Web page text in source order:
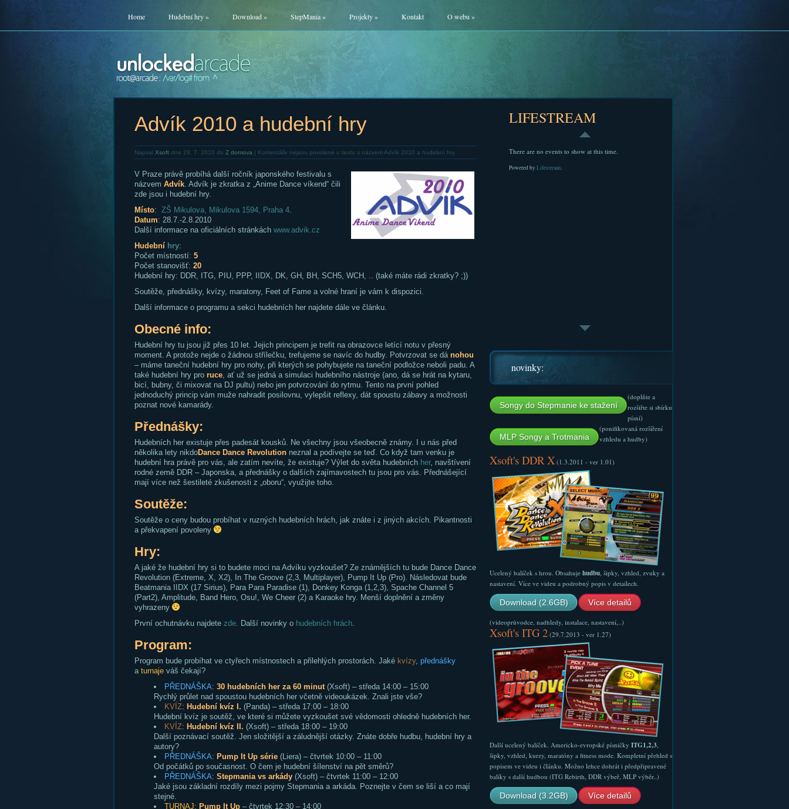
Home Hudební hry» Download» StepMania» Projekty» Kontakt O webu »
Advík 2010 a hudební hry
Napsal Xsoftdne 29. 7. 2010 do Z domova | Komentáře nejsou povolené u textu s názvem Advík 2010 a hudební hry
V Praze právě probíhá další ročník japonského festivalu s
názvem Advík. Advík je zkratka z „Anime Dance víkend“ čili
zde jsou i hudební hry.
Místo: ZŠ Mikulova, Mikulova 1594, Praha 4.
Datum: 28.7.-2.8.2010
Další informace na oficiálních stránkách www.advik.cz
Hudební hry:
Počet místností: 5
Počet stanovišť: 20
Hudební hry: DDR, ITG, PIU, PPP, IIDX, DK, GH, BH, SCH5, WCH, .. (také máte rádi zkratky? ;))
Soutěže, přednášky, kvízy, maratony, Feet of Fame a volné hraní je vám k dispozici.
Další informace o programu a sekci hudebních her najdete dále ve článku.
Obecné info:
Hudební hry tu jsou již přes 10 let. Jejich principem je trefit na obrazovce letící notu v přesný
moment. A protože nejde o žádnou střílečku, trefujeme se navíc do hudby. Potvrzovat se dá nohou
– máme taneční hudební hry pro nohy, při kterých se pohybujete na taneční podložce neboli padu. A
také hudební hry pro ruce, ať už se jedná a simulaci hudebního nástroje (ano, dá se hrát na kytaru,
bicí, bubny, či mixovat na DJ pultu) nebo jen potvrzování do rytmu. Tento na první pohled
jednoduchý princip vám muže nahradit posilovnu, vylepšit reflexy, dát spoustu zábavy a možnosti
poznat nové kamarády.
Přednášky:
Hudebních her existuje přes padesát kousků. Ne všechny jsou všeobecně známy. I u nás před
několika lety nikdoDance Dance Revolutionneznal a podívejte se teď. Co když tam venku je
hudební hra právě pro vás, ale zatím nevíte, že existuje? Výlet do světa hudebních her, navštívení
rodné země DDR – Japonska, a přednášky o dalších zajímavostech tu jsou pro vás. Přednášející
mají více než šestileté zkušenosti z „oboru“, využijte toho.
Soutěže:
Soutěže o ceny budou probíhat v ruzných hudebních hrách, jak znáte i z jiných akcích. Pikantnosti
a překvapení povoleny
Hry:
A jaké že hudební hry si to budete moci na Advíku vyzkoušet? Ze známějších tu bude Dance Dance
Revolution (Extreme, X, X2), In The Groove (2,3, Multiplayer), Pump It Up (Pro). Následovat bude
Beatmania IIDX (17 Sirius), Para Para Paradise (1), Donkey Konga (1,2,3), Spache Channel 5
(Part2), Amplitude, Band Hero, Osu!, We Cheer (2) a Karaoke hry. Menší doplnění a změny
vyhrazeny
První ochutnávku najdete zde. Další novinky o hudebních hrách.
Program:
Program bude probíhat ve ctyřech místnostech a přilehlých prostorách. Jaké kvízy, přednášky
a turnajeváš čekají?
PŘEDNÁŠKA: 30 hudebních her za 60 minut(Xsoft) – středa 14:00 – 15:00
Rychlý průlet nad spoustou hudebních her včetně videoukázek. Znali jste vše?
KVÍZ: Hudební kvíz I. (Panda) – středa 17:00 – 18:00
Hudební kvíz je soutěž, ve které si můžete vyzkoušet své vědomosti ohledně hudebních her.
KVÍZ: Hudební kvíz II. (Xsoft) – středa 18:00 – 19:00
Další poznávací soutěž. Jen složitější a záludnější otázky. Znáte dobře hudbu, hudební hry a
autory?
PŘEDNÁŠKA: Pump It Up série(Liera) – čtvrtek 10:00 – 11:00
Od počátků po současnost. O čem je hudební šílenství na pět směrů?
PŘEDNÁŠKA: Stepmania vs arkády(Xsoft) – čtvrtek 11:00 – 12:00
Jaké jsou základní rozdíly mezi pojmy Stepmania a arkáda. Poznejte v čem se liší a co mají
stejné.
TURNAJ: Pump It Up– čtvrtek 12:30 – 14:00
LIFESTREAM
There are no events to show at this time.
Powered by Lifestream.
novinky:
Songy do Stepmanie ke stažení
(doplňte a
rozšiřte si sbírku
písní)
MLP Songy a Trotmania
(ponifikovaná rozšíření
vzhledu a hudby)
Xsoft's DDR X(1.3.2011 - ver 1.01)
Ucelený balíček s hrou. Obsahuje hudbu, šipky, vzhled, zvuky a
nastavení. Více ve videu a podrobný popis v detailech.
Download (2.6GB) Více detailů
(videoprůvodce, nadhledy, instalace, nastavení,..)
Xsoft's ITG 2(29.7.2013 - ver 1.27)
Další ucelený balíček. Americko-evropské písničky ITG1,2,3,
šipky, vzhled, kurzy, maratóny a fitness mode. Kompletní přehled s
popisem ve videu i článku. Možno lehce dohrát i předpřipravené
balíky s další hudbou (ITG Rebirth, DDR výbeř, MLP výběr..)
Download (3.2GB) Více detailů